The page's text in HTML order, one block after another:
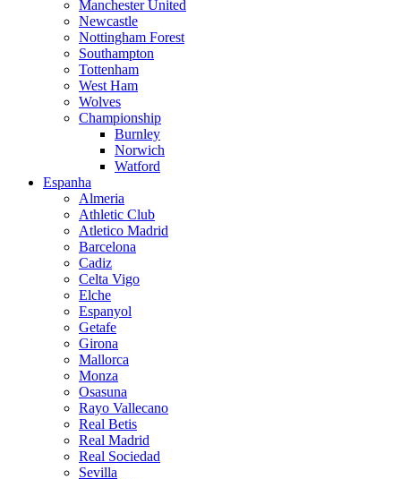
Manchester United
Newcastle
Nottingham Forest
Southampton
Tottenham
West Ham
Wolves
Championship
Burnley
Norwich
Watford
Espanha
Almeria
Athletic Club
Atletico Madrid
Barcelona
Cadiz
Celta Vigo
Elche
Espanyol
Getafe
Girona
Mallorca
Monza
Osasuna
Rayo Vallecano
Real Betis
Real Madrid
Real Sociedad
Sevilla